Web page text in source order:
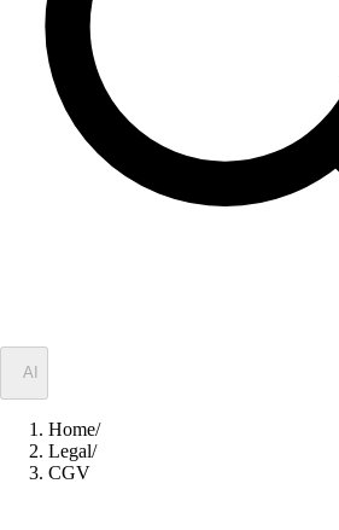
AI
Home/
Legal/
CGV